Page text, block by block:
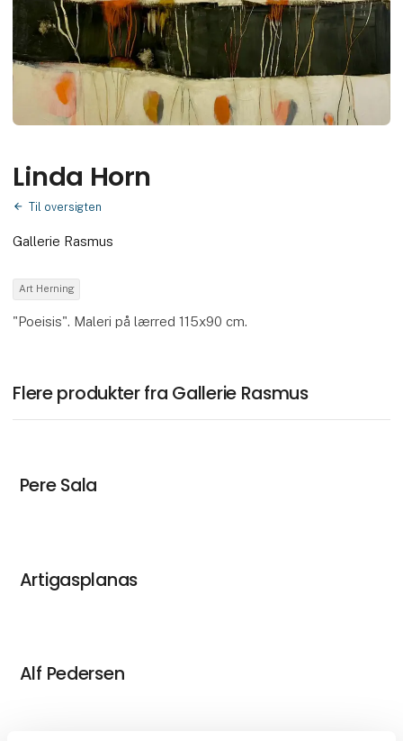
Linda Horn
Til oversigten
Gallerie Rasmus
Art Herning
"Poeisis". Maleri på lærred 115x90 cm.
Flere produkter fra Gallerie Rasmus
Pere Sala
Artigasplanas
Alf Pedersen